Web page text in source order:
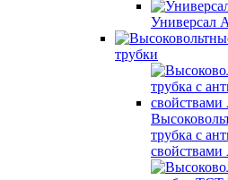
Универсал
трубки
трубка с